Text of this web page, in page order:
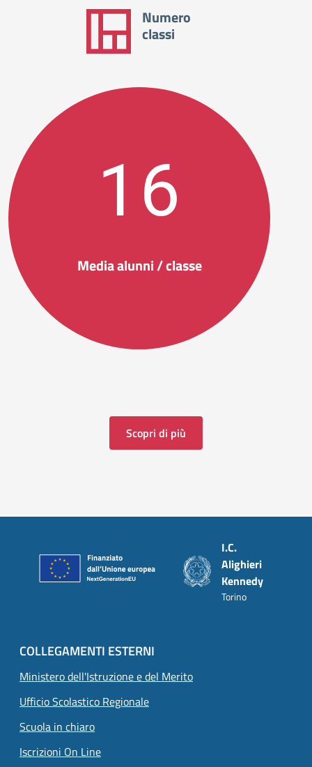
Numero
classi
16
Media alunni / classe
Scopri di più
I.C.
Alighieri
Kennedy
Torino
COLLEGAMENTI ESTERNI
Ministero dell'Istruzione e del Merito
Ufficio Scolastico Regionale
Scuola in chiaro
Iscrizioni On Line